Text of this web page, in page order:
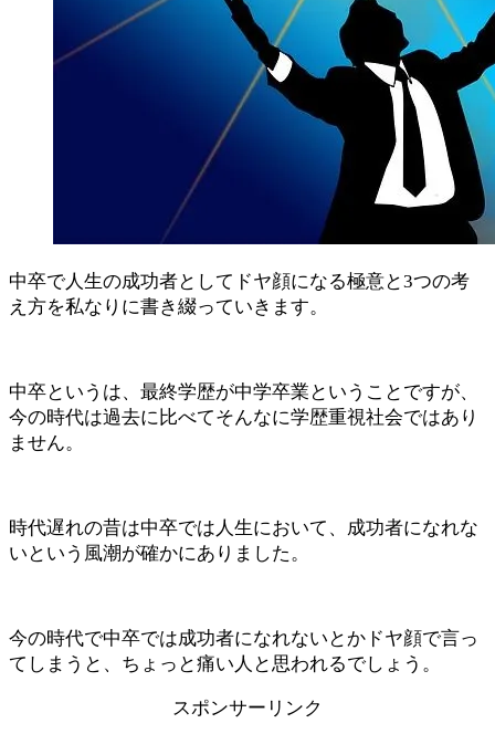
中卒で人生の成功者としてドヤ顔になる極意と3つの考
え方を私なりに書き綴っていきます。
中卒というは、最終学歴が中学卒業ということですが、
今の時代は過去に比べてそんなに学歴重視社会ではあり
ません。
時代遅れの昔は中卒では人生において、成功者になれな
いという風潮が確かにありました。
今の時代で中卒では成功者になれないとかドヤ顔で言っ
てしまうと、ちょっと痛い人と思われるでしょう。
スポンサーリンク